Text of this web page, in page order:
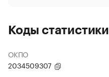
Коды статистики
ОКПО
2034509307